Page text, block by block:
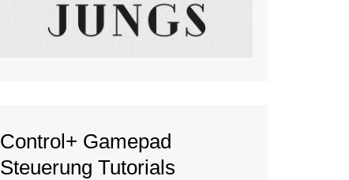
Control+ Gamepad
Steuerung Tutorials